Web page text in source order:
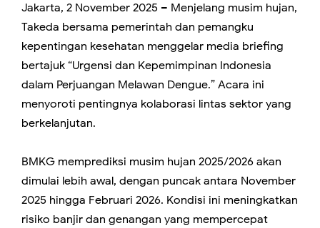
Jakarta, 2 November 2025 – Menjelang musim hujan,
Takeda bersama pemerintah dan pemangku
kepentingan kesehatan menggelar media briefing
bertajuk “Urgensi dan Kepemimpinan Indonesia
dalam Perjuangan Melawan Dengue.” Acara ini
menyoroti pentingnya kolaborasi lintas sektor yang
berkelanjutan.
BMKG memprediksi musim hujan 2025/2026 akan
dimulai lebih awal, dengan puncak antara November
2025 hingga Februari 2026. Kondisi ini meningkatkan
risiko banjir dan genangan yang mempercepat